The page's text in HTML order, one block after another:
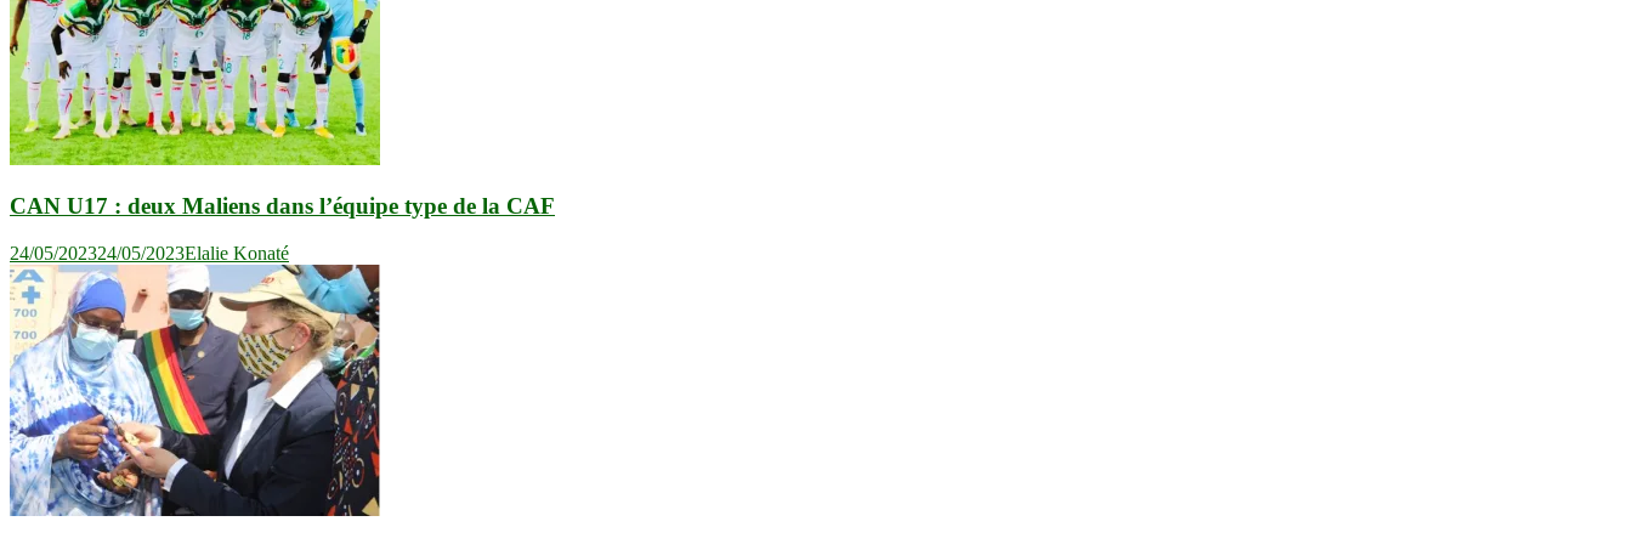
CAN U17 : deux Maliens dans l’équipe type de la CAF
24/05/202324/05/2023Elalie Konaté